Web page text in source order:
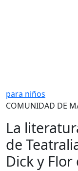
para niños
COMUNIDAD DE
La
de
Dick y